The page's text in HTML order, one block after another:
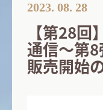
2023. 08. 28
【第28
通信～第
販売開始